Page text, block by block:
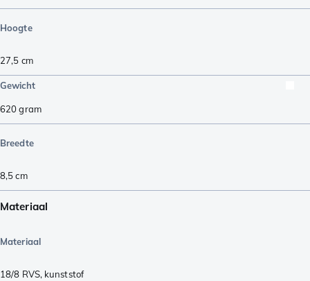
Hoogte
27,5 cm
Gewicht
620gram
Breedte
8,5cm
Materiaal
Materiaal
18/8 RVS, kunststof